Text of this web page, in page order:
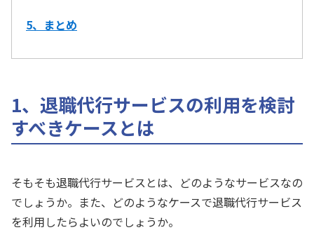
5、まとめ
1、退職代行サービスの利用を検討
すべきケースとは
そもそも退職代行サービスとは、どのようなサービスなの
でしょうか。また、どのようなケースで退職代行サービス
を利用したらよいのでしょうか。